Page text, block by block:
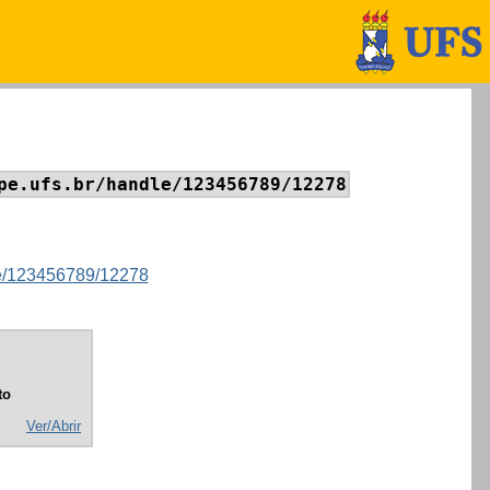
handle/123456789/12278
123456789/12278
Ver/Abrir